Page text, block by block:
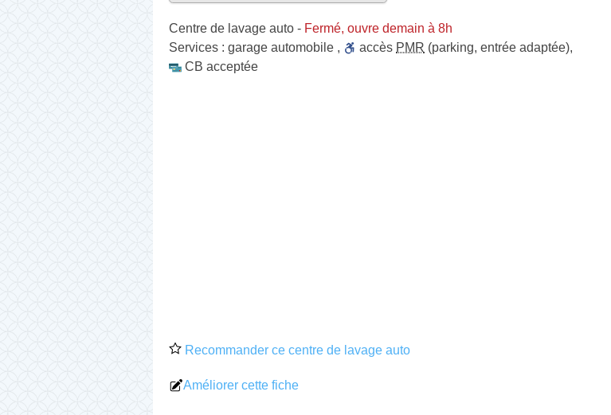
Centre de lavage auto - Fermé, ouvre demain à 8h
Services : garage automobile , accès PMR (parking, entrée adaptée),
CB acceptée
Recommander ce centre de lavage auto
Améliorer cette fiche